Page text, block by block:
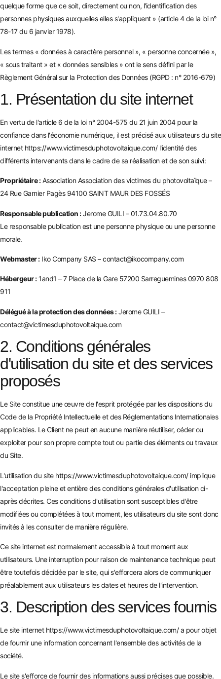
quelque forme que ce soit, directement ou non, l'identification des
personnes physiques auxquelles elles s'appliquent » (article 4 de la loi n°
78-17 du 6 janvier 1978).
Les termes « données à caractère personnel », « personne concernée »,
« sous traitant » et « données sensibles » ont le sens défini par le
Règlement Général sur la Protection des Données (RGPD : n° 2016-679)
1. Présentation du site internet
En vertu de l'article 6 de la loi n° 2004-575 du 21 juin 2004 pour la
confiance dans l'économie numérique, il est précisé aux utilisateurs du site
internet https://www.victimesduphotovoltaique.com/l'identité des
différents intervenants dans le cadre de sa réalisation et de son suivi:
Propriétaire :Association Association des victimes du photovoltaïque –
24 Rue Garnier Pagès 94100 SAINT MAUR DES FOSSÉS
Responsable publication :Jerome GUILI – 01.73.04.80.70
Le responsable publication est une personne physique ou une personne
morale.
Webmaster :Iko Company SAS – contact@ikocompany.com
Hébergeur :1and1 – 7 Place de la Gare 57200 Sarreguemines 0970 808
911
Délégué à la protection des données :Jerome GUILI –
contact@victimesduphotovoltaique.com
2. Conditions générales
d'utilisation du site et des services
proposés
Le Site constitue une œuvre de l'esprit protégée par les dispositions du
Code de la Propriété Intellectuelle et des Réglementations Internationales
applicables. Le Client ne peut en aucune manière réutiliser, céder ou
exploiter pour son propre compte tout ou partie des éléments ou travaux
du Site.
L'utilisation du site https://www.victimesduphotovoltaique.com/implique
l'acceptation pleine et entière des conditions générales d'utilisation ci-
après décrites. Ces conditions d'utilisation sont susceptibles d'être
modifiées ou complétées à tout moment, les utilisateurs du site sont donc
invités à les consulter de manière régulière.
Ce site internet est normalement accessible à tout moment aux
utilisateurs. Une interruption pour raison de maintenance technique peut
être toutefois décidée par le site, qui s'efforcera alors de communiquer
préalablement aux utilisateurs les dates et heures de l'intervention.
3. Description des services fournis
Le site internet https://www.victimesduphotovoltaique.com/a pour objet
de fournir une information concernant l'ensemble des activités de la
société.
Le site s'efforce de fournir des informations aussi précises que possible.